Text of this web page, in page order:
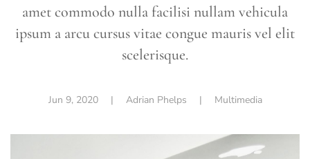
amet commodo nulla facilisi nullam vehicula
ipsum a arcu cursus vitae congue mauris vel elit
scelerisque.
Jun 9, 2020| Adrian Phelps | Multimedia